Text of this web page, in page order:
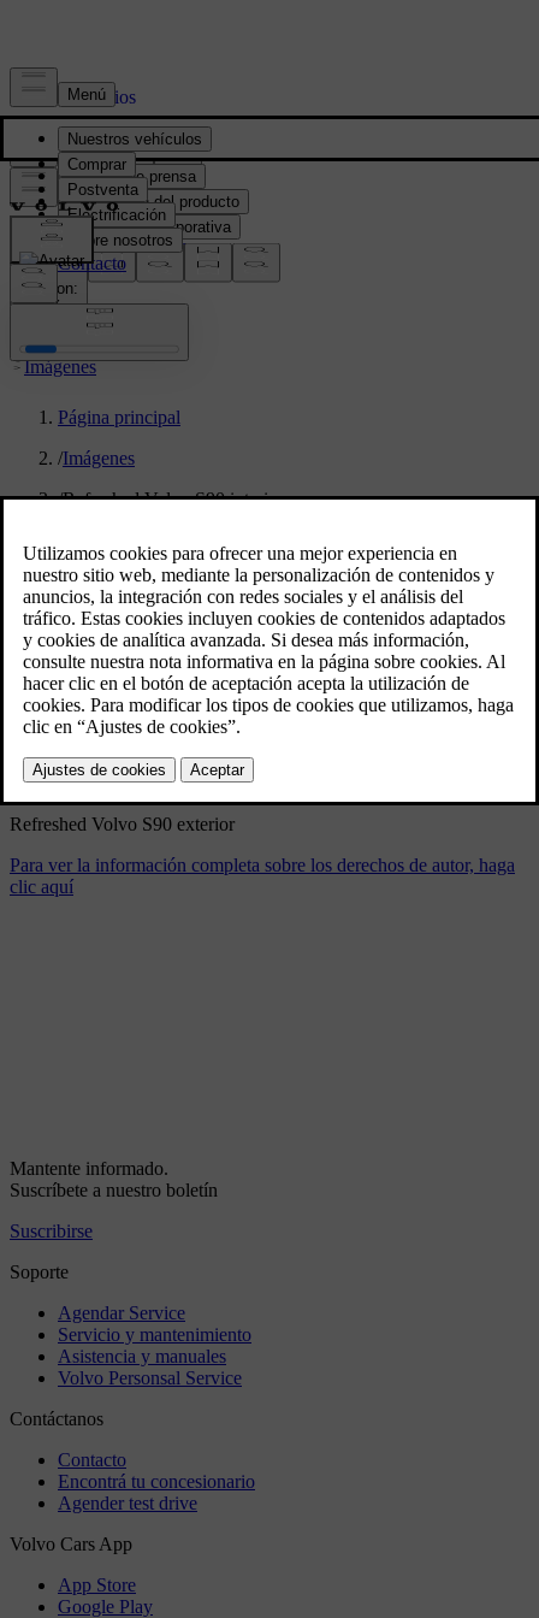
Prensa y Medios
Material de prensa
Información del producto
Información corporativa
Contacto de medios
location:
PY
Imágenes
Página principal
/Imágenes
/Refreshed Volvo S90 interior
Refreshed Volvo S90 interior
4/17/2025
Marcador
Compartir
Descargar
Refreshed Volvo S90 exterior
Para ver la información completa sobre los derechos de autor, haga
clic aquí